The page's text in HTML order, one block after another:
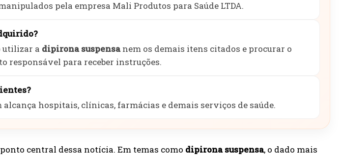
pela empresa Mali Produtos para Saúde LTDA.
utilizar a dipirona suspensanem os demais itens citados e procurar o
responsável para receber instruções.
alcança hospitais, clínicas, farmácias e demais serviços de saúde.
central dessa notícia. Em temas como dipirona suspensa, o dado mais